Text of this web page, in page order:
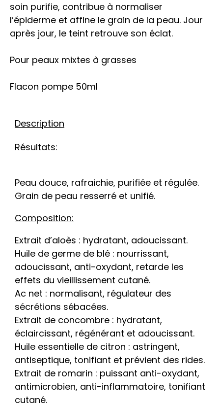
soin purifie, contribue à normaliser
l’épiderme et affine le grain de la peau. Jour
après jour, le teint retrouve son éclat.
Pour peaux mixtes à grasses
Flacon pompe 50ml
Description
Résultats:
Peau douce, rafraichie, purifiée et régulée.
Grain de peau resserré et unifié.
Composition:
Extrait d’aloès : hydratant, adoucissant.
Huile de germe de blé : nourrissant,
adoucissant, anti-oxydant, retarde les
effets du vieillissement cutané.
Ac net : normalisant, régulateur des
sécrétions sébacées.
Extrait de concombre : hydratant,
éclaircissant, régénérant et adoucissant.
Huile essentielle de citron : astringent,
antiseptique, tonifiant et prévient des rides.
Extrait de romarin : puissant anti-oxydant,
antimicrobien, anti-inflammatoire, tonifiant
cutané.